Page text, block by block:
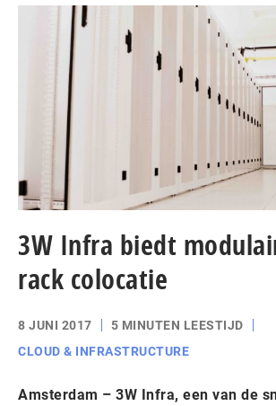
3W Infra biedt
rack colocatie
8 JUNI 2017
5 MINUTEN LEESTIJD
CLOUD & INFRASTRUCTURE
Amsterdam – 3W Infra, een van de